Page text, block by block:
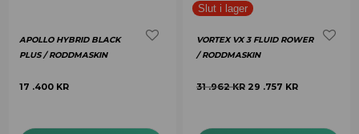
APOLLO HYBRID BLACK
PLUS / RODDMASKIN
17 .400 KR
VORTEX VX 3 FLUID ROWER
/ RODDMASKIN
31 .962KR 29 .757 KR